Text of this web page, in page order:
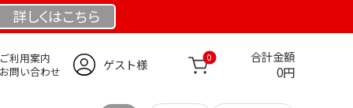
詳しくはこちら
ご利用案内
お問い合わせ
ゲスト様 0 合計金額
0円